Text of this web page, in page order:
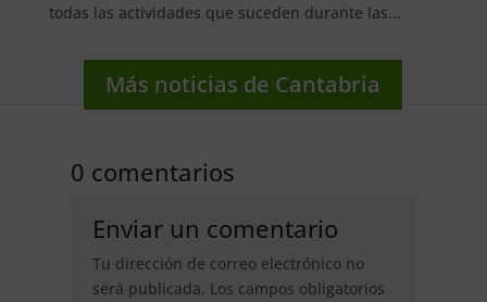
todas las actividades que suceden durante las...
Más noticias de Cantabria
0 comentarios
Enviar un comentario
Tu dirección de correo electrónico no
será publicada. Los campos obligatorios